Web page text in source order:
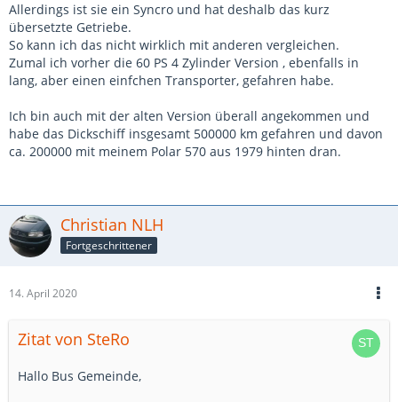
Allerdings ist sie ein Syncro und hat deshalb das kurz
übersetzte Getriebe.
So kann ich das nicht wirklich mit anderen vergleichen.
Zumal ich vorher die 60 PS 4 Zylinder Version , ebenfalls in
lang, aber einen einfchen Transporter, gefahren habe.
Ich bin auch mit der alten Version überall angekommen und
habe das Dickschiff insgesamt 500000 km gefahren und davon
ca. 200000 mit meinem Polar 570 aus 1979 hinten dran.
Christian NLH
Fortgeschrittener
14. April 2020
Zitat von SteRo
Hallo Bus Gemeinde,